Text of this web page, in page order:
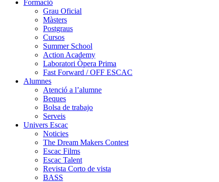
Formació
Grau Oficial
Màsters
Postgraus
Cursos
Summer School
Action Academy
Laboratori Òpera Prima
Fast Forward / OFF ESCAC
Alumnes
Atenció a l’alumne
Beques
Bolsa de trabajo
Serveis
Univers Escac
Noticies
The Dream Makers Contest
Escac Films
Escac Talent
Revista Corto de vista
BASS